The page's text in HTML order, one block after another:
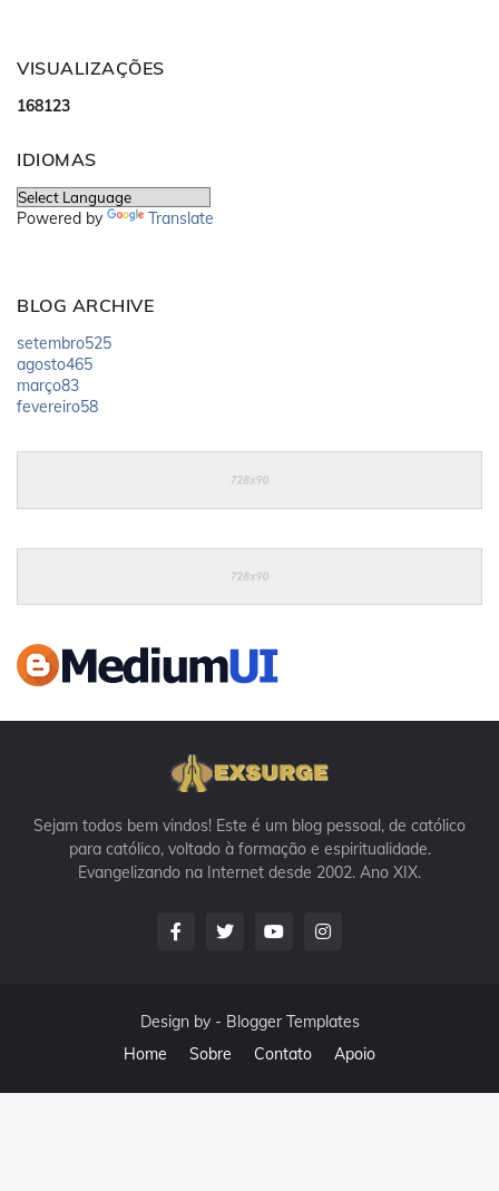
VISUALIZAÇÕES
168123
IDIOMAS
Powered by Translate
BLOG ARCHIVE
setembro525
agosto465
março83
fevereiro58
Sejam todos bem vindos! Este é um blog pessoal, de católico
para católico, voltado à formação e espiritualidade.
Evangelizando na Internet desde 2002. Ano XIX.
Design by - Blogger Templates
Home
Sobre Contato Apoio